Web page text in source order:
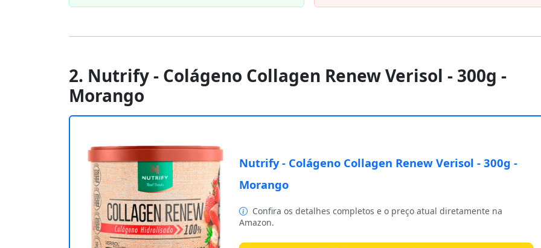
2. Nutrify - Colágeno Collagen Renew Verisol - 300g -
Morango
Nutrify - Colágeno Collagen Renew Verisol - 300g -
Morango
Confira os detalhes completos e o preço atual diretamente na
Amazon.